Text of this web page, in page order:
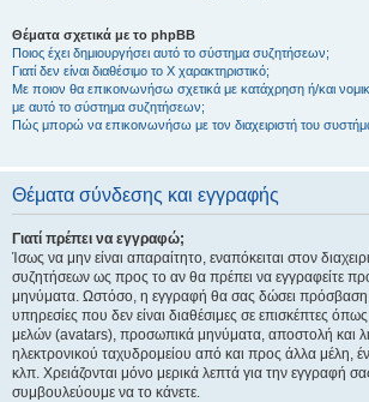
Θέματα σχετικά με το phpBB
Ποιος έχει δημιουργήσει αυτό το σύστημα συζητήσεων;
Γιατί δεν είναι διαθέσιμο το Χ χαρακτηριστικό;
Με ποιον θα επικοινωνήσω σχετικά με κατάχρηση ή/και
με αυτό το σύστημα συζητήσεων;
Πώς μπορώ να επικοινωνήσω με τον διαχειριστή του
Θέματα σύνδεσης και εγγραφής
Γιατί πρέπει να εγγραφώ;
Ίσως να μην είναι απαραίτητο, εναπόκειται στον
συζητήσεων ως προς το αν θα πρέπει να εγγραφείτε
μηνύματα. Ωστόσο, η εγγραφή θα σας δώσει πρόσβαση
υπηρεσίες που δεν είναι διαθέσιμες σε επισκέπτες
μελών (avatars), προσωπικά μηνύματα, αποστολή και
ηλεκτρονικού ταχυδρομείου από και προς άλλα μέλη,
κλπ. Χρειάζονται μόνο μερικά λεπτά για την εγγραφή
συμβουλεύουμε να το κάνετε.